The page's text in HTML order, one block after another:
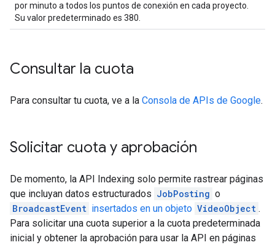
por minuto a todos los puntos de conexión en cada proyecto.
Su valor predeterminado es 380.
Consultar la cuota
Para consultar tu cuota, ve a la Consola de APIs de Google.
Solicitar cuota y aprobación
De momento, la API Indexing solo permite rastrear páginas
que incluyan datos estructurados JobPosting o
BroadcastEvent insertados en un objeto VideoObject .
Para solicitar una cuota superior a la cuota predeterminada
inicial y obtener la aprobación para usar la API en páginas